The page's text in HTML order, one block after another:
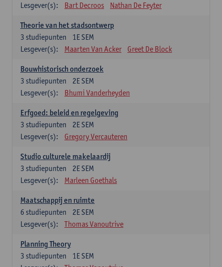
Lesgever(s):
Bart Decroos Nathan De Feyter
Theorie van het stadsontwerp
1E SEM
3 studiepunten
Lesgever(s):
Maarten Van Acker Greet De Block
Bouwhistorisch onderzoek
2E SEM
3 studiepunten
Lesgever(s):
Bhumi Vanderheyden
Erfgoed: beleid en regelgeving
2E SEM
3 studiepunten
Lesgever(s):
Gregory Vercauteren
Studio culturele makelaardij
2E SEM
3 studiepunten
Lesgever(s):
Marleen Goethals
Maatschappij en ruimte
2E SEM
6 studiepunten
Lesgever(s):
Thomas Vanoutrive
Planning Theory
1E SEM
3 studiepunten